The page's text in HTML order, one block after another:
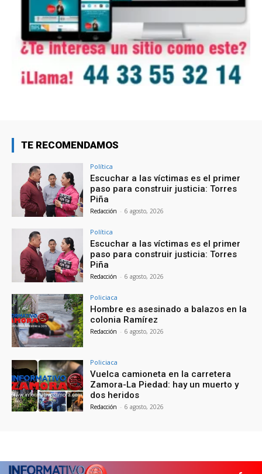
TE RECOMENDAMOS
Política
Escuchar a las víctimas es el primer
paso para construir justicia: Torres
Piña
Redacción - 6 agosto, 2026
Política
Escuchar a las víctimas es el primer
paso para construir justicia: Torres
Piña
Redacción - 6 agosto, 2026
Policiaca
Hombre es asesinado a balazos en la
colonia Ramírez
Redacción - 6 agosto, 2026
Policiaca
Vuelca camioneta en la carretera
Zamora-La Piedad: hay un muerto y
dos heridos
Redacción - 6 agosto, 2026